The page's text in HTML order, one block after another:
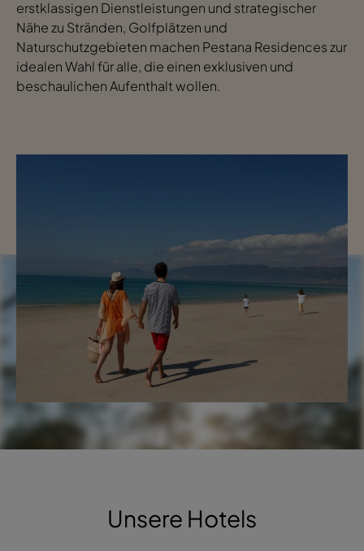
erstklassigen Dienstleistungen und strategischer
Nähe zu Stränden, Golfplätzen und
Naturschutzgebieten machen Pestana Residences zur
idealen Wahl für alle, die einen exklusiven und
beschaulichen Aufenthalt wollen.
Unsere Hotels